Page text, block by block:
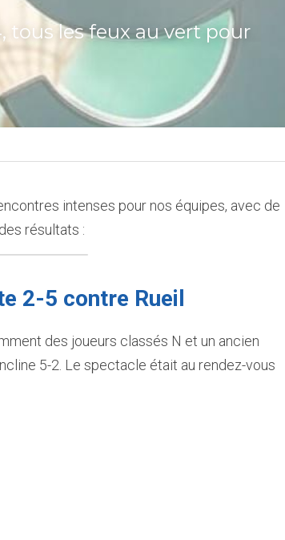
tous les feux au vert pour
intenses pour nos équipes, avec de
résultats :
2-5 contre Rueil
des joueurs classés N et un ancien
5-2. Le spectacle était au rendez-vous